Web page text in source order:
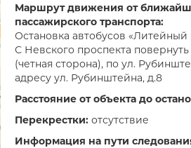
Маршрут движения от
пассажирского транспорта:
Остановка автобусов «Литейный
С Невского проспекта
(четная сторона), по ул.
адресу ул. Рубинштейна, д.8
Расстояние от объекта до
Перекрестки: отсутствие
Информация на пути